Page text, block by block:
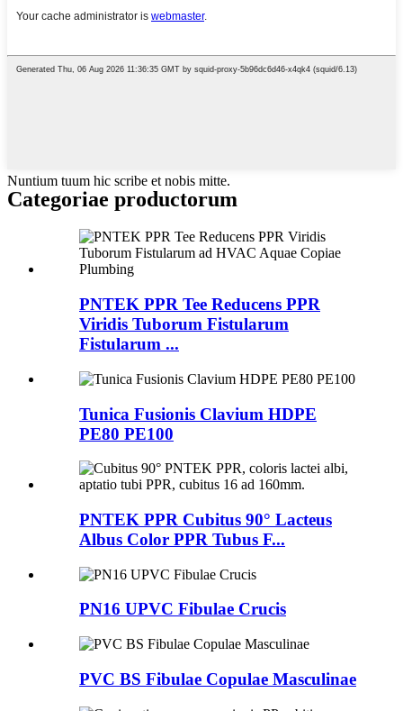
Nuntium tuum hic scribe et nobis mitte.
Categoriae productorum
PNTEK PPR Tee Reducens PPR
Viridis Tuborum Fistularum
Fistularum ...
Tunica Fusionis Clavium HDPE
PE80 PE100
PNTEK PPR Cubitus 90° Lacteus
Albus Color PPR Tubus F...
PN16 UPVC Fibulae Crucis
PVC BS Fibulae Copulae Masculinae